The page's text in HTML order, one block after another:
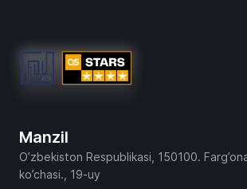
Manzil
O’zbekiston Respublikasi, 150100.
ko’chasi., 19-uy